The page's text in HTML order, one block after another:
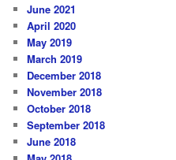
June 2021
April 2020
May 2019
March 2019
December 2018
November 2018
October 2018
September 2018
June 2018